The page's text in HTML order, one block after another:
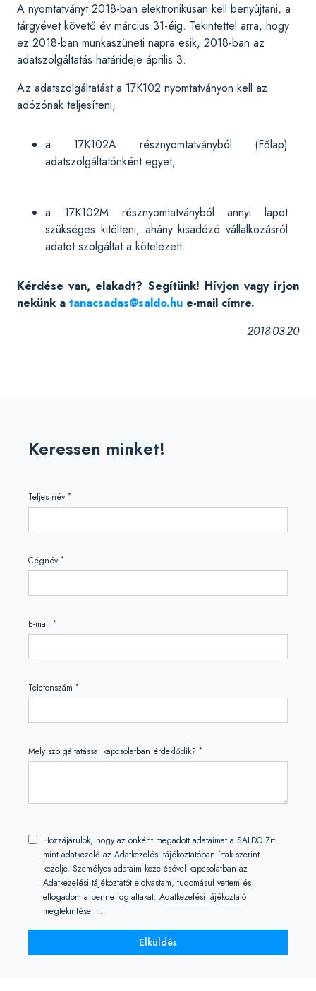
A nyomtatványt 2018-ban elektronikusan kell benyújtani, a
tárgyévet követő év március 31-éig. Tekintettel arra, hogy
ez 2018-ban munkaszüneti napra esik, 2018-ban az
adatszolgáltatás határideje április 3.
Az adatszolgáltatást a 17K102 nyomtatványon kell az
adózónak teljesíteni,
a 17K102A résznyomtatványból (Főlap)
adatszolgáltatónként egyet,
a 17K102M résznyomtatványból annyi lapot
szükséges kitölteni, ahány kisadózó vállalkozásról
adatot szolgáltat a kötelezett.
Kérdése van, elakadt? Segítünk! Hívjon vagy írjon
nekünk a tanacsadas@saldo.hu e-mail címre.
2018-03-20
Keressen minket!
Teljes név *
Cégnév *
E-mail *
Telefonszám *
Mely szolgáltatással kapcsolatban érdeklődik? *
Hozzájárulok, hogy az önként megadott adataimat a SALDO Zrt.
mint adatkezelő az Adatkezelési tájékoztatóban írtak szerint
kezelje. Személyes adataim kezelésével kapcsolatban az
Adatkezelési tájékoztatót elolvastam, tudomásul vettem és
elfogadom a benne foglaltakat. Adatkezelési tájékoztató
megtekintése itt.
Elküldés